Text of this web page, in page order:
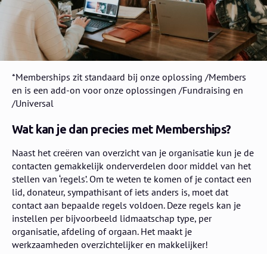
*Memberships zit standaard bij onze oplossing /Members
en is een add-on voor onze oplossingen /Fundraising en
/Universal
Wat kan je dan precies met Memberships?
Naast het creëren van overzicht van je organisatie kun je de
contacten gemakkelijk onderverdelen door middel van het
stellen van ‘regels’. Om te weten te komen of je contact een
lid, donateur, sympathisant of iets anders is, moet dat
contact aan bepaalde regels voldoen. Deze regels kan je
instellen per bijvoorbeeld lidmaatschap type, per
organisatie, afdeling of orgaan. Het maakt je
werkzaamheden overzichtelijker en makkelijker!